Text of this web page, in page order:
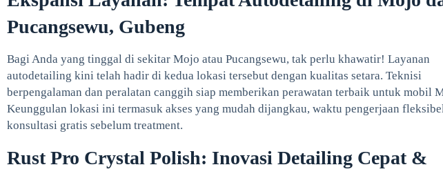
Pucangsewu, Gubeng
Bagi Anda yang tinggal di sekitar Mojo atau Pucangsewu, tak perlu khawatir! Layanan
autodetailing kini telah hadir di kedua lokasi tersebut dengan kualitas setara. Teknisi
berpengalaman dan peralatan canggih siap memberikan perawatan terbaik untuk mobil
Keunggulan lokasi ini termasuk akses yang mudah dijangkau, waktu pengerjaan
konsultasi gratis sebelum treatment.
Rust Pro Crystal Polish: Inovasi Detailing Cepat &